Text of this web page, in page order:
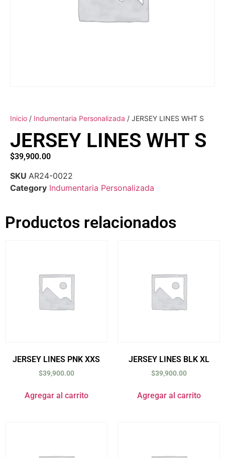
Inicio / Indumentaria Personalizada / JERSEY LINES WHT S
JERSEY LINES WHT S
$39,900.00
SKU AR24-0022
Category Indumentaria Personalizada
Productos relacionados
JERSEY LINES PNK XXS
$39,900.00
Agregar al carrito
JERSEY LINES BLK XL
$39,900.00
Agregar al carrito